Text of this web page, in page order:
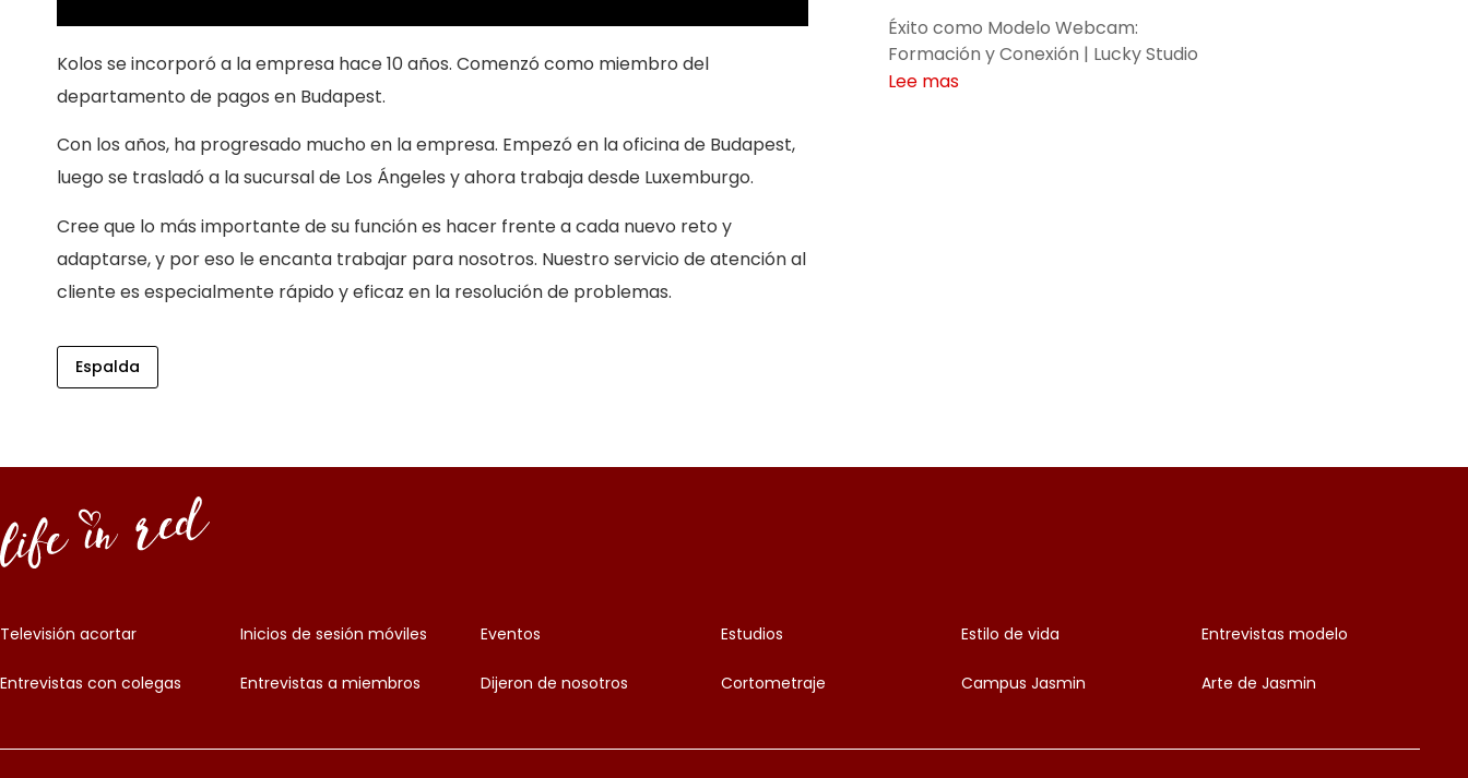
Kolos se incorporó a la empresa hace 10 años. Comenzó como miembro del
departamento de pagos en Budapest.
Con los años, ha progresado mucho en la empresa. Empezó en la oficina de Budapest,
luego se trasladó a la sucursal de Los Ángeles y ahora trabaja desde Luxemburgo.
Cree que lo más importante de su función es hacer frente a cada nuevo reto y
adaptarse, y por eso le encanta trabajar para nosotros. Nuestro servicio de atención al
cliente es especialmente rápido y eficaz en la resolución de problemas.
Espalda
Éxito como Modelo Webcam:
Formación y Conexión | Lucky Studio
Lee mas
Televisión acortar Inicios de sesión móviles Eventos Estudios Estilo de vida Entrevistas modelo
Entrevistas con colegas Entrevistas a miembros Dijeron de nosotros Cortometraje Campus Jasmin Arte de Jasmin